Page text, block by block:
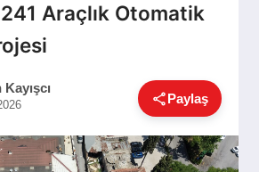
Araçlık Otomatik
Paylaş